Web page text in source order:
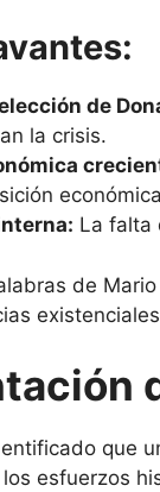
de
la crisis.
La falta
de
que
esfuerzos